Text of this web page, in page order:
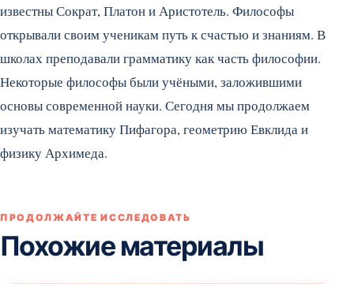
известны Сократ, Платон и Аристотель. Философы
открывали своим ученикам путь к счастью и знаниям. В
школах преподавали грамматику как часть философии.
Некоторые философы были учёными, заложившими
основы современной науки. Сегодня мы продолжаем
изучать математику Пифагора, геометрию Евклида и
физику Архимеда.
ПРОДОЛЖАЙТЕ ИССЛЕДОВАТЬ
Похожие материалы